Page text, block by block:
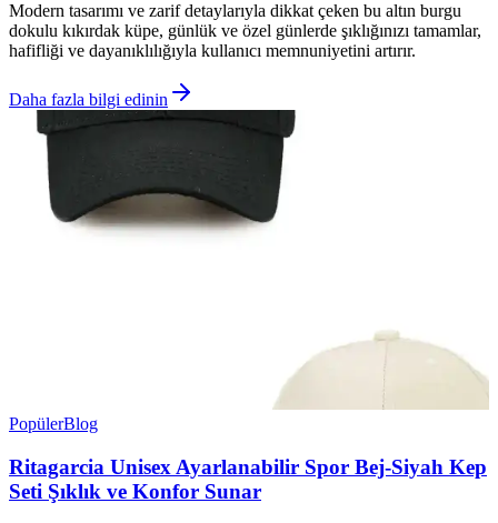
Modern tasarımı ve zarif detaylarıyla dikkat çeken bu altın burgu
dokulu kıkırdak küpe, günlük ve özel günlerde şıklığınızı tamamlar,
hafifliği ve dayanıklılığıyla kullanıcı memnuniyetini artırır.
Daha fazla bilgi edinin
PopülerBlog
Ritagarcia Unisex Ayarlanabilir Spor Bej-Siyah Kep
Seti Şıklık ve Konfor Sunar